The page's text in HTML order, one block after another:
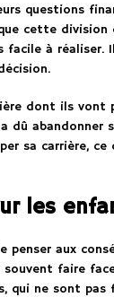
questions
cette
à réaliser.
dont ils vont
abandonner
sa carrière,
les
aux
faire
qui ne sont pas